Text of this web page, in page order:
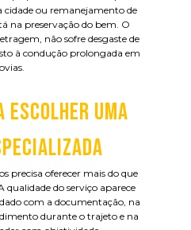
ou remanejamento de
na preservação do bem. O
não sofre desgaste de
à condução prolongada em
ESCOLHER UMA
precisa oferecer mais do que
qualidade do serviço aparece
com a documentação, na
durante o trajeto e na